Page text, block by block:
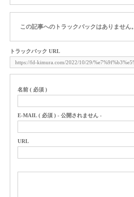
この記事へのトラックバックはありません。
トラックバック URL
名前 ( 必須 )
E-MAIL ( 必須 ) - 公開されません -
URL